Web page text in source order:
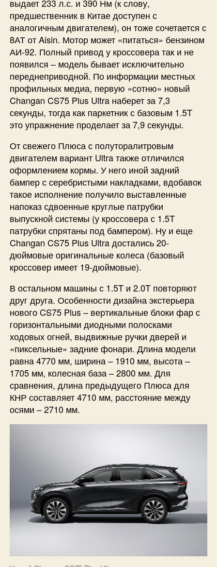
выдает 233 л.с. и 390 Нм (к слову,
предшественник в Китае доступен с
аналогичным двигателем), он тоже сочетается с
8АТ от Aisin. Мотор может «питаться» бензином
АИ-92. Полный привод у кроссовера так и не
появился – модель бывает исключительно
переднеприводной. По информации местных
профильных медиа, первую «сотню» новый
Changan CS75 Plus Ultra наберет за 7,3
секунды, тогда как паркетник с базовым 1.5T
это упражнение проделает за 7,9 секунды.
От свежего Плюса с полуторалитровым
двигателем вариант Ultra также отличился
оформлением кормы. У него иной задний
бампер с серебристыми накладками, вдобавок
такое исполнение получило выставленные
напоказ сдвоенные круглые патрубки
выпускной системы (у кроссовера с 1.5T
патрубки спрятаны под бампером). Ну и еще
Changan CS75 Plus Ultra достались 20-
дюймовые оригинальные колеса (базовый
кроссовер имеет 19-дюймовые).
В остальном машины с 1.5T и 2.0T повторяют
друг друга. Особенности дизайна экстерьера
нового CS75 Plus – вертикальные блоки фар с
горизонтальными диодными полосками
ходовых огней, выдвижные ручки дверей и
«пиксельные» задние фонари. Длина модели
равна 4770 мм, ширина – 1910 мм, высота –
1705 мм, колесная база – 2800 мм. Для
сравнения, длина предыдущего Плюса для
КНР составляет 4710 мм, расстояние между
осями – 2710 мм.